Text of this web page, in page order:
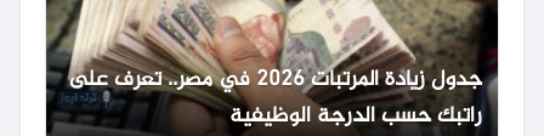
جدول زيادة المرتبات 2026 في مصر.. تعرف على
راتبك حسب الدرجة الوظيفية